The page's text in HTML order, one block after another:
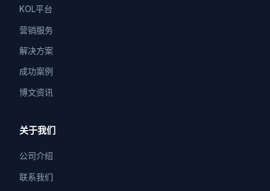
KOL平台
营销服务
解决方案
成功案例
博文资讯
关于我们
公司介绍
联系我们